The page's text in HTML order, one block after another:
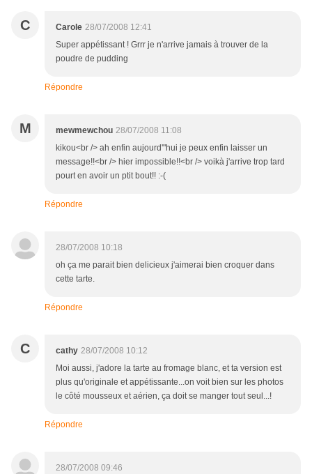
C Carole 28/07/2008 12:41
Super appétissant ! Grrr je n'arrive jamais à trouver de la
poudre de pudding
Répondre
M mewmewchou 28/07/2008 11:08
kikou<br /> ah enfin aujourd'"hui je peux enfin laisser un
message!!<br /> hier impossible!!<br /> voikà j'arrive trop tard
pourt en avoir un ptit bout!! :-(
Répondre
28/07/2008 10:18
oh ça me parait bien delicieux j'aimerai bien croquer dans
cette tarte.
Répondre
C cathy 28/07/2008 10:12
Moi aussi, j'adore la tarte au fromage blanc, et ta version est
plus qu'originale et appétissante...on voit bien sur les photos
le côté mousseux et aérien, ça doit se manger tout seul...!
Répondre
28/07/2008 09:46